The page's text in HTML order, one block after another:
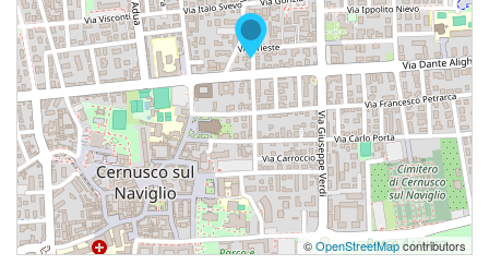
©OpenStreetMapcontributors